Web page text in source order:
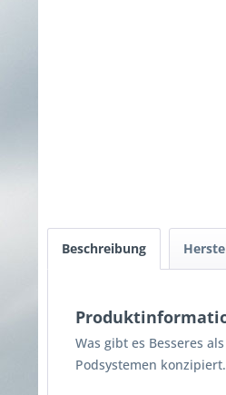
Beschreibung
Was gibt es Besseres
Podsystemen